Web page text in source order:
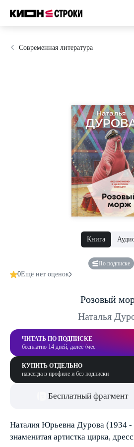
Современная литература
Книга
По подписке
0Ещё нет оценок
Розовый
Наталья
ЧИТАТЬ ПО ПОДПИСКЕ
бесплатно 14 дней, далее /мес
КУПИТЬ ОТДЕЛЬНО
навсегда в профиле и без подписки
Бесплатный фрагмент
Наталия Юрьевна Дурова (1934 -
знаменитая артистка цирка,